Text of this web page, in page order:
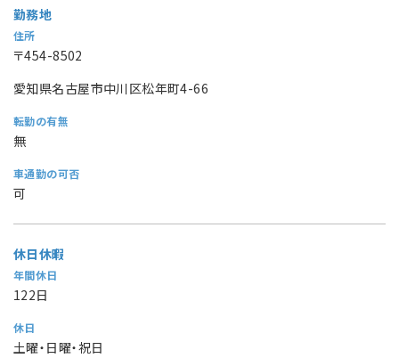
勤務地
住所
〒454-8502
愛知県名古屋市中川区松年町4-66
転勤の有無
無
車通勤の可否
可
休日休暇
年間休日
122日
休日
土曜・日曜・祝日